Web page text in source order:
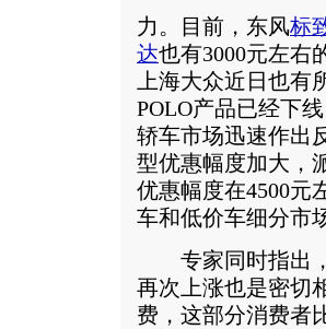
力。目前，东风标
达也有3000元左右
上海大众近日也
POLO产品已经下
轿车市场迅速作出
型优惠幅度加大，
优惠幅度在4500元
车和低价车细分市
专家同时指出，
再次上涨也是密切
费，这部分消费者